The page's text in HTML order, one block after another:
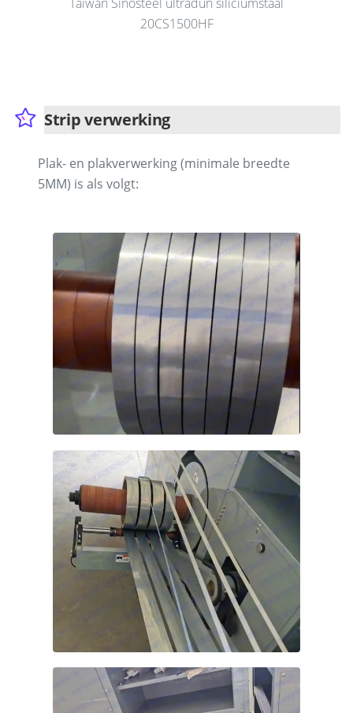
20CS1500HF
Strip verwerking
Plak- en plakverwerking (minimale breedte
5MM) is als volgt: